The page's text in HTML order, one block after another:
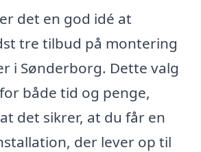
det en god idé at
tre tilbud på montering
i Sønderborg. Dette valg
både tid og penge,
det sikrer, at du får en
der lever op til